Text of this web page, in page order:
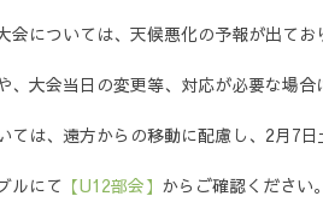
会については、天候悪化の予報が出てお
、大会当日の変更等、対応が必要な場
ては、遠方からの移動に配慮し、2月7
ルにて 【U12部会】 からご確認ください。